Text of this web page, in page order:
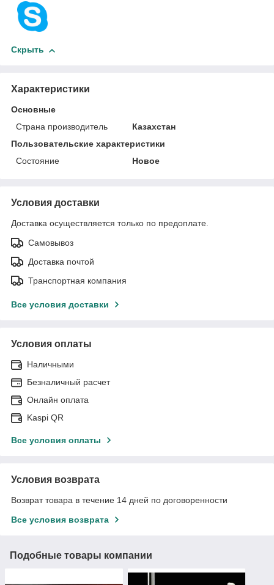
Скрыть
Характеристики
Основные
Страна производитель
Казахстан
Пользовательские характеристики
Состояние
Новое
Условия доставки
Доставка осуществляется только по предоплате.
Самовывоз
Доставка почтой
Транспортная компания
Все условия доставки
Условия оплаты
Наличными
Безналичный расчет
Онлайн оплата
Kaspi QR
Все условия оплаты
Условия возврата
Возврат товара в течение 14 дней по договоренности
Все условия возврата
Подобные товары компании